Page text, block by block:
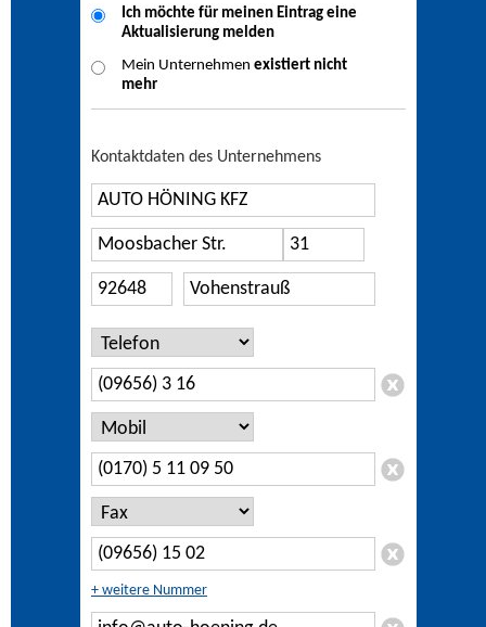
Ich möchte für meinen Eintrag eine
Aktualisierung melden
Mein Unternehmen existiert nicht
mehr
Kontaktdaten des Unternehmens
+ weitere Nummer